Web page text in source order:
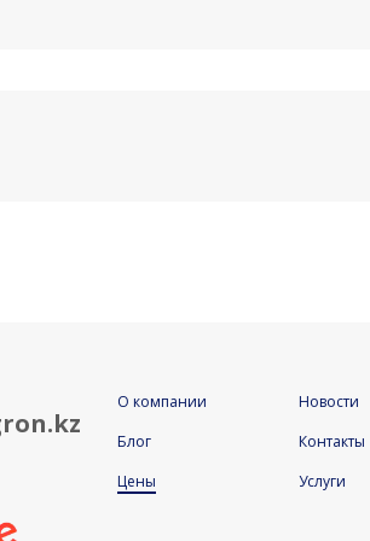
О компании
Блог
Цены
Новости
Контакты
Услуги